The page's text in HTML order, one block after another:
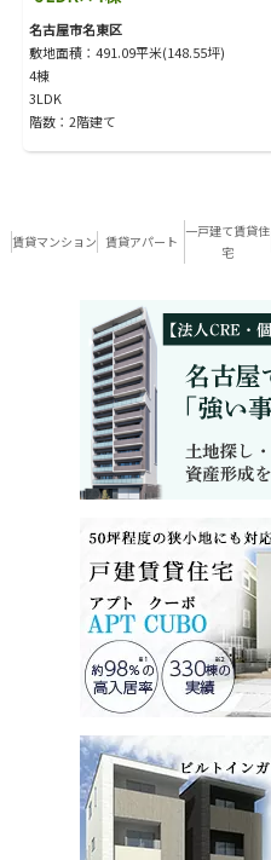
名古屋市名東区
敷地面積：491.09平米(148.55坪)
4棟
3LDK
階数：2階建て
賃貸マンション 賃貸アパート
一戸建て賃貸住
宅